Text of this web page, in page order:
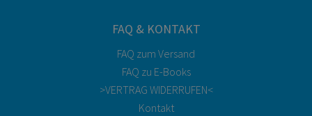
FAQ & KONTAKT
FAQ zum Versand
FAQ zu E-Books
>VERTRAG WIDERRUFEN<
Kontakt